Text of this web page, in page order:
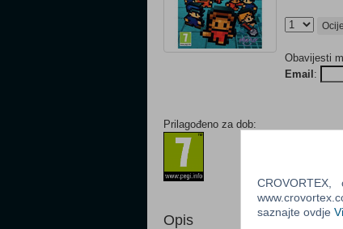
Obavijesti
Email :
Prilagođeno za dob:
Opis
saznajte ovdje